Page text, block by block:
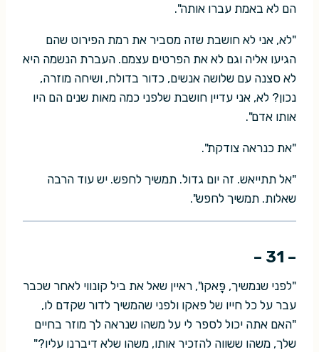
הם לא באמת עברו אותה".
"לא, אני לא חושבת שזה מסביר את רמת הפירוט שהם
הגיעו אליה וגם לא את הפרטים עצמם. העברת הנשמה היא
לא סצנה עם שלושה אנשים, כדור בדולח, ושיחה מוזרה,
נכון? לא, אני עדיין חושבת שלפני כמה מאות שנים הם היו
אותו אדם".
"את כנראה צודקת".
"אל תתייאש. זה יום גדול. תמשיך לחפש. יש עוד הרבה
שאלות. תמשיך לחפש".
– 31 –
"לפני שנמשיך, פָּאקו", ראיין שאל את ביל קונווי לאחר שכבר
עבר על כל חייו של פאקו ולפני שהמשיך לדור שקדם לו,
"האם אתה יכול לספר לי על משהו שנראה לך מוזר בחיים
שלך, משהו ששווה להזכיר אותו, משהו שלא דיברנו עליו?"